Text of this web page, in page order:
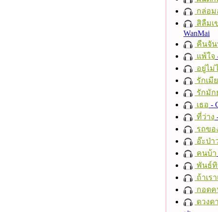
กล่อม
สิลืมเ
WanMai
คืนจั
แพ้ใจ
อยู่ไม่
รักเมี
รักมัก
เธอ -
ที่ว่าง
รถขอ
อ๊ะป่า
คนบ้า
พันธ์
ถ้าเร
กอดค
ดวงด